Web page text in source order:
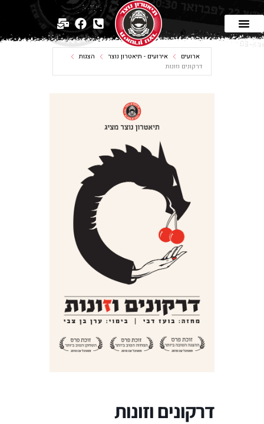
ארועים אירועים - תיאטרון נוצר
הצגות
דרקונים וזונות
דרקונים וזונות